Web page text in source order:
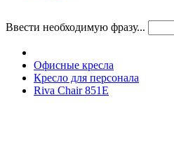
Ввести необходимую фразу...
Офисные кресла
Кресло для персонала
Riva Chair 851E